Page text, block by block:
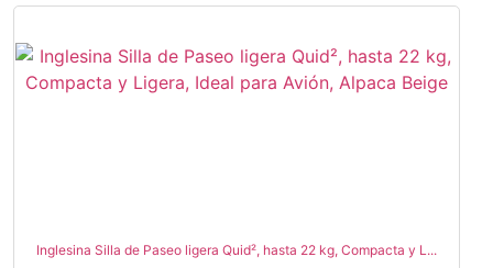
Inglesina Silla de Paseo ligera Quid², hasta 22 kg, Compacta y L...